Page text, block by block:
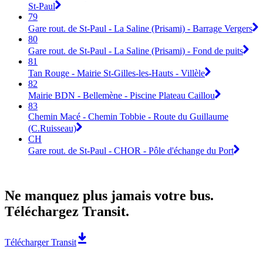
St-Paul
79
Gare rout. de St-Paul - La Saline (Prisami) - Barrage Vergers
80
Gare rout. de St-Paul - La Saline (Prisami) - Fond de puits
81
Tan Rouge - Mairie St-Gilles-les-Hauts - Villèle
82
Mairie BDN - Bellemène - Piscine Plateau Caillou
83
Chemin Macé - Chemin Tobbie - Route du Guillaume
(C.Ruisseau)
CH
Gare rout. de St-Paul - CHOR - Pôle d'échange du Port
Ne manquez plus jamais votre bus.
Téléchargez Transit.
Télécharger Transit